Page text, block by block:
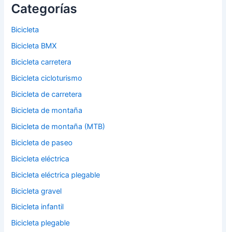
Categorías
Bicicleta
Bicicleta BMX
Bicicleta carretera
Bicicleta cicloturismo
Bicicleta de carretera
Bicicleta de montaña
Bicicleta de montaña (MTB)
Bicicleta de paseo
Bicicleta eléctrica
Bicicleta eléctrica plegable
Bicicleta gravel
Bicicleta infantil
Bicicleta plegable